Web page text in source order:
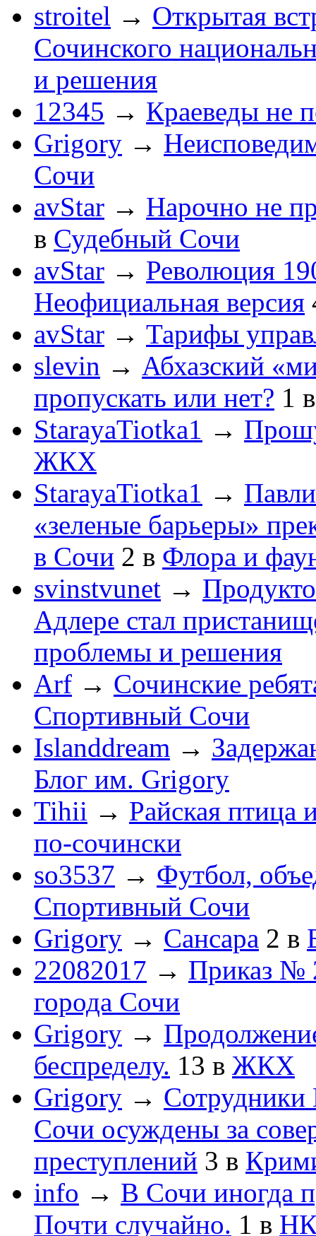
stroitel → Открытая
Сочинского
и решения
12345 → Краеведы не
Grigory →
Сочи
avStar → Нарочно не
в Судебный Сочи
avStar → Революция
Неофициальная версия
avStar → Тарифы
slevin → Абхазский
пропускать или нет? 1
StarayaTiotka1 →
ЖКХ
StarayaTiotka1 →
«зеленые барьеры»
в Сочи 2 в Флора и
svinstvunet →
Адлере стал
проблемы и решения
Arf → Сочинские
Спортивный Сочи
Islanddream →
Блог им. Grigory
Tihii → Райская птица
по-cочински
so3537 → Футбол,
Спортивный Сочи
Grigory → Сансара 2 в
22082017 → Приказ №
города Сочи
Grigory →
беспределу. 13 в ЖКХ
Grigory →
Сочи осуждены за
преступлений 3 в
info → В Сочи иногда
Почти случайно. 1 в